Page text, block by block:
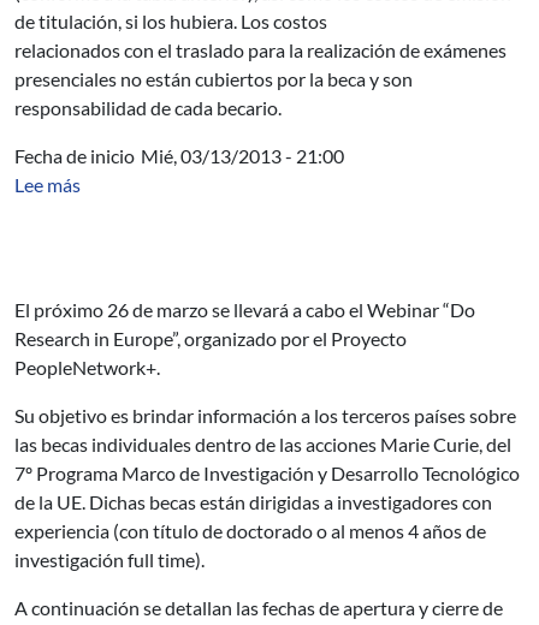
de titulación, si los hubiera. Los costos
relacionados con el traslado para la realización de exámenes
presenciales no están cubiertos por la beca y son
responsabilidad de cada becario.
Fecha de inicio Mié, 03/13/2013 - 21:00
Lee más
El próximo 26 de marzo se llevará a cabo el Webinar “Do
Research in Europe”, organizado por el Proyecto
PeopleNetwork+.
Su objetivo es brindar información a los terceros países sobre
las becas individuales dentro de las acciones Marie Curie, del
7º Programa Marco de Investigación y Desarrollo Tecnológico
de la UE. Dichas becas están dirigidas a investigadores con
experiencia (con título de doctorado o al menos 4 años de
investigación full time).
A continuación se detallan las fechas de apertura y cierre de